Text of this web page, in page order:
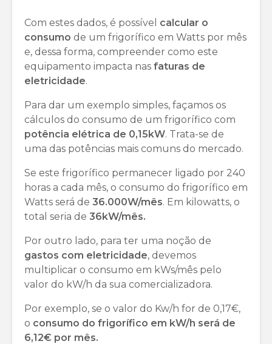
Com estes dados, é possível calcular o
consumo de um frigorífico em Watts por mês
e, dessa forma, compreender como este
equipamento impacta nas faturas de
eletricidade.
Para dar um exemplo simples, façamos os
cálculos do consumo de um frigorífico com
potência elétrica de 0,15kW. Trata-se de
uma das potências mais comuns do mercado.
Se este frigorífico permanecer ligado por 240
horas a cada mês, o consumo do frigorífico em
Watts será de 36.000W/mês. Em kilowatts, o
total seria de 36kW/mês.
Por outro lado, para ter uma noção de
gastos com eletricidade, devemos
multiplicar o consumo em kWs/mês pelo
valor do kW/h da sua comercializadora.
Por exemplo, se o valor do Kw/h for de 0,17€,
o consumo do frigorífico em kW/h será de
6,12€ por mês.